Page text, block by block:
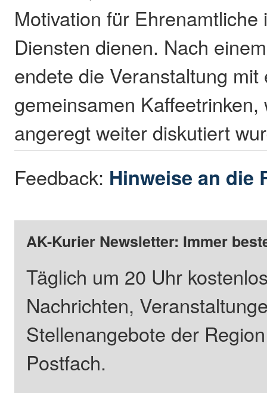
Motivation für Ehrenamtliche
Diensten dienen. Nach
endete die Veranstaltung mit
gemeinsamen Kaffeetrinken,
angeregt weiter diskutiert
Feedback: Hinweise an die
AK-Kurier Newsletter: Immer
Täglich um 20 Uhr
Nachrichten,
Stellenangebote der
Postfach.